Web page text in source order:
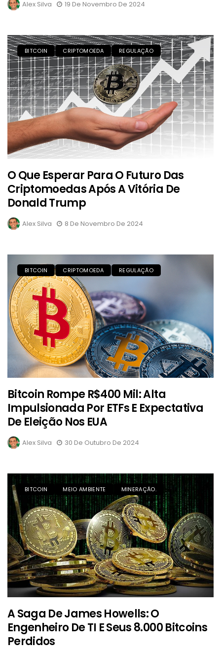
Alex Silva 19 De Novembro De 2024
BITCOIN CRIPTOMOEDA REGULAÇÃO
O Que Esperar Para O Futuro Das
Criptomoedas Após A Vitória De
Donald Trump
Alex Silva 8 De Novembro De 2024
BITCOIN CRIPTOMOEDA REGULAÇÃO
Bitcoin Rompe R$400 Mil: Alta
Impulsionada Por ETFs E Expectativa
De Eleição Nos EUA
Alex Silva 30 De Outubro De 2024
BITCOIN MEIO AMBIENTE MINERAÇÃO.
A Saga De James Howells: O
Engenheiro De TI E Seus 8.000 Bitcoins
Perdidos